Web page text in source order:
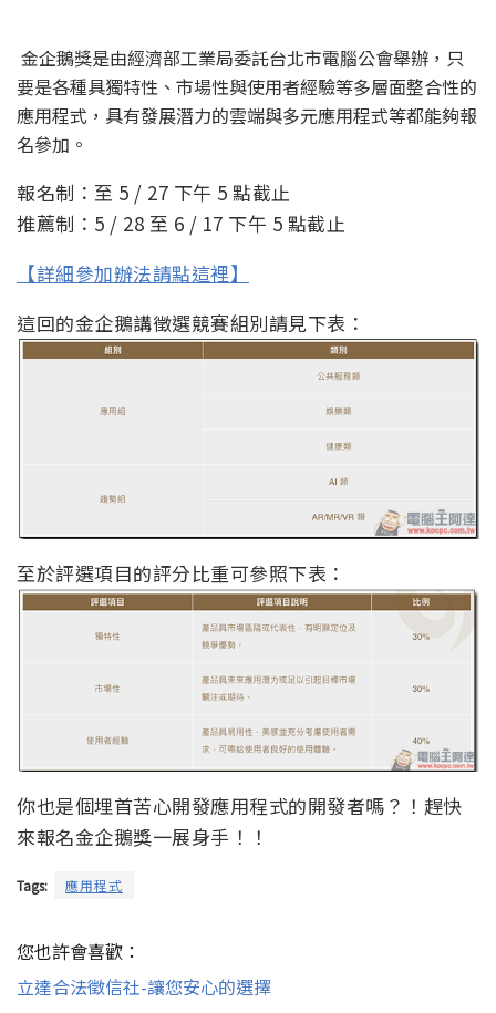
金企鵝獎是由經濟部工業局委託台北市電腦公會舉辦，只
要是各種具獨特性、市場性與使用者經驗等多層面整合性的
應用程式，具有發展潛力的雲端與多元應用程式等都能夠報
名參加。
報名制：至 5 / 27 下午 5 點截止
推薦制：5 / 28 至 6 / 17 下午 5 點截止
【詳細參加辦法請點這裡】
這回的金企鵝講徵選競賽組別請見下表：
至於評選項目的評分比重可參照下表：
你也是個埋首苦心開發應用程式的開發者嗎？！趕快
來報名金企鵝獎一展身手！！
Tags: 應用程式
您也許會喜歡：
立達合法徵信社-讓您安心的選擇